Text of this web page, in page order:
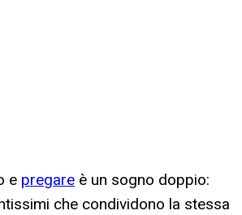
e pregare è un sogno doppio:
che condividono la stessa